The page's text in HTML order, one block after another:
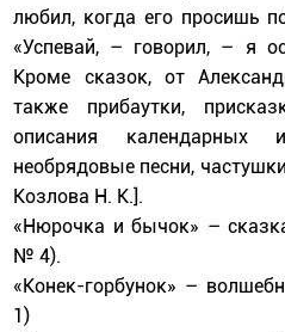
любил, когда его просишь
«Успевай, – говорил, – я
Кроме сказок, от
также прибаутки,
описания календарных
необрядовые песни,
Козлова Н. К.].
«Нюрочка и бычок» –
№ 4).
«Конек-горбунок» –
1)